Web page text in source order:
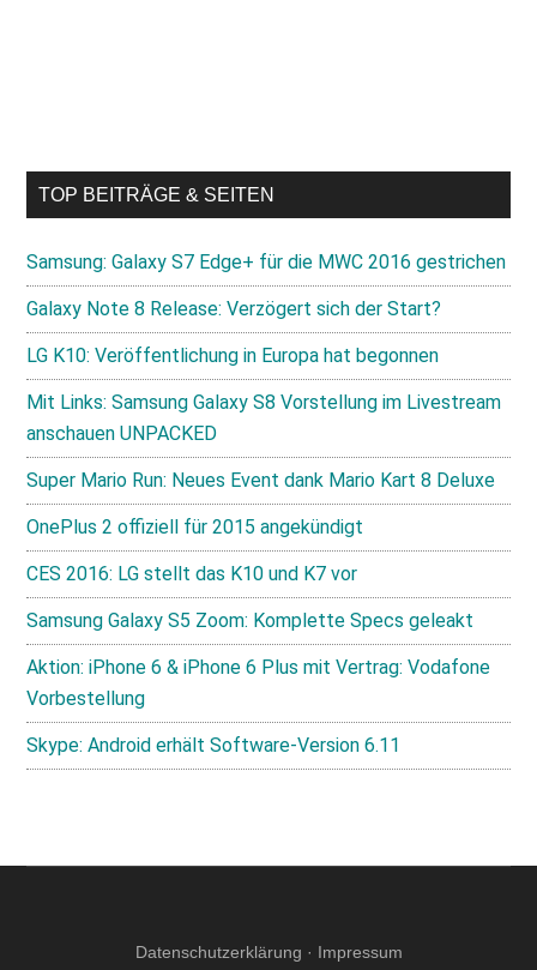
TOP BEITRÄGE & SEITEN
Samsung: Galaxy S7 Edge+ für die MWC 2016 gestrichen
Galaxy Note 8 Release: Verzögert sich der Start?
LG K10: Veröffentlichung in Europa hat begonnen
Mit Links: Samsung Galaxy S8 Vorstellung im Livestream
anschauen UNPACKED
Super Mario Run: Neues Event dank Mario Kart 8 Deluxe
OnePlus 2 offiziell für 2015 angekündigt
CES 2016: LG stellt das K10 und K7 vor
Samsung Galaxy S5 Zoom: Komplette Specs geleakt
Aktion: iPhone 6 & iPhone 6 Plus mit Vertrag: Vodafone
Vorbestellung
Skype: Android erhält Software-Version 6.11
Datenschutzerklärung · Impressum